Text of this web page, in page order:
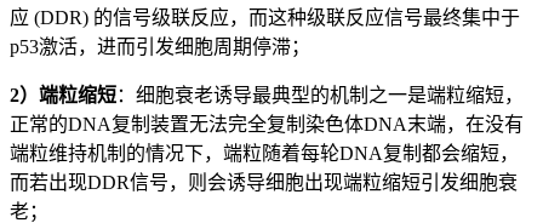
应 (DDR) 的信号级联反应，而这种级联反应信号最终集中于
p53激活，进而引发细胞周期停滞；
2）端粒缩短：细胞衰老诱导最典型的机制之一是端粒缩短，
正常的DNA复制装置无法完全复制染色体DNA末端，在没有
端粒维持机制的情况下，端粒随着每轮DNA复制都会缩短，
而若出现DDR信号，则会诱导细胞出现端粒缩短引发细胞衰
老；